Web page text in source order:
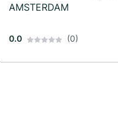
AMSTERDAM
0.0 (0)